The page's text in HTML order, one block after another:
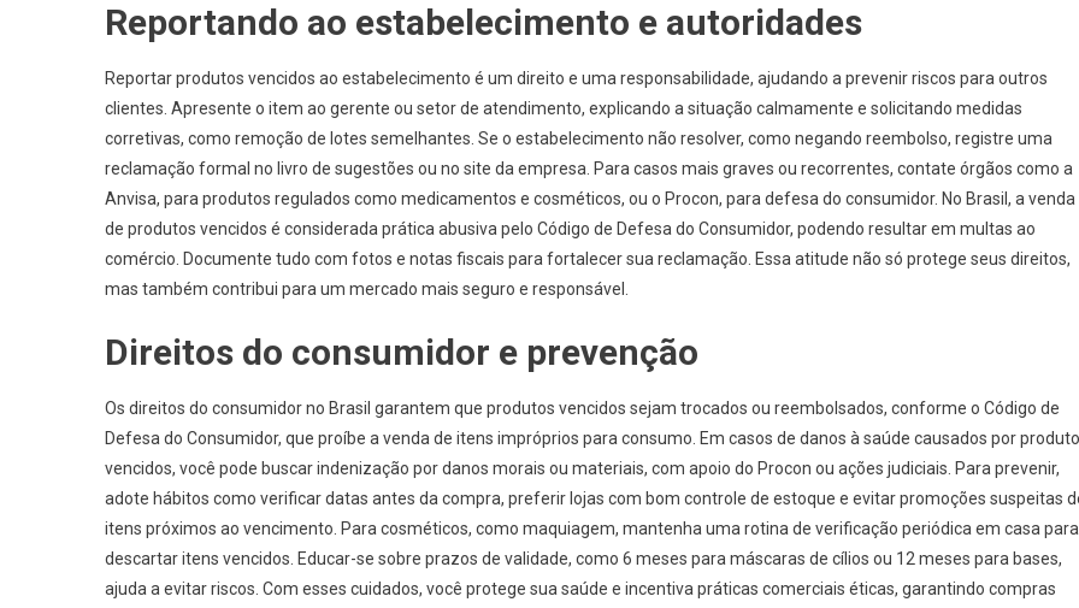
Reportando ao estabelecimento e autoridades
Reportar produtos vencidos ao estabelecimento é um direito e uma responsabilidade, ajudando a prevenir riscos para outros
clientes. Apresente o item ao gerente ou setor de atendimento, explicando a situação calmamente e solicitando medidas
corretivas, como remoção de lotes semelhantes. Se o estabelecimento não resolver, como negando reembolso, registre uma
reclamação formal no livro de sugestões ou no site da empresa. Para casos mais graves ou recorrentes, contate órgãos como a
Anvisa, para produtos regulados como medicamentos e cosméticos, ou o Procon, para defesa do consumidor. No Brasil, a venda
de produtos vencidos é considerada prática abusiva pelo Código de Defesa do Consumidor, podendo resultar em multas ao
comércio. Documente tudo com fotos e notas fiscais para fortalecer sua reclamação. Essa atitude não só protege seus direitos,
mas também contribui para um mercado mais seguro e responsável.
Direitos do consumidor e prevenção
Os direitos do consumidor no Brasil garantem que produtos vencidos sejam trocados ou reembolsados, conforme o Código de
Defesa do Consumidor, que proíbe a venda de itens impróprios para consumo. Em casos de danos à saúde causados por
vencidos, você pode buscar indenização por danos morais ou materiais, com apoio do Procon ou ações judiciais. Para prevenir,
adote hábitos como verificar datas antes da compra, preferir lojas com bom controle de estoque e evitar promoções suspeitas
itens próximos ao vencimento. Para cosméticos, como maquiagem, mantenha uma rotina de verificação periódica em casa para
descartar itens vencidos. Educar-se sobre prazos de validade, como 6 meses para máscaras de cílios ou 12 meses para bases,
ajuda a evitar riscos. Com esses cuidados, você protege sua saúde e incentiva práticas comerciais éticas, garantindo compras